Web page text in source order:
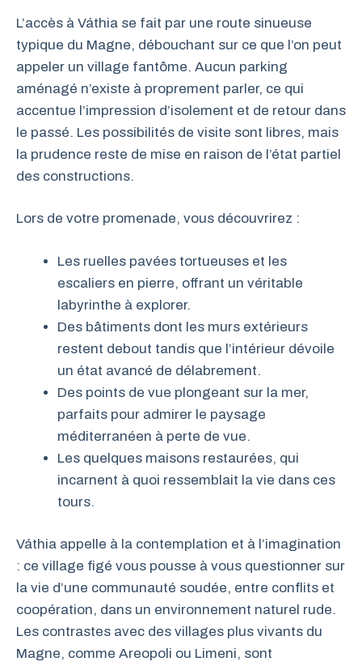
L’accès à Váthia se fait par une route sinueuse
typique du Magne, débouchant sur ce que l’on peut
appeler un village fantôme. Aucun parking
aménagé n’existe à proprement parler, ce qui
accentue l’impression d’isolement et de retour dans
le passé. Les possibilités de visite sont libres, mais
la prudence reste de mise en raison de l’état partiel
des constructions.
Lors de votre promenade, vous découvrirez :
Les ruelles pavées tortueuses et les
escaliers en pierre, offrant un véritable
labyrinthe à explorer.
Des bâtiments dont les murs extérieurs
restent debout tandis que l’intérieur dévoile
un état avancé de délabrement.
Des points de vue plongeant sur la mer,
parfaits pour admirer le paysage
méditerranéen à perte de vue.
Les quelques maisons restaurées, qui
incarnent à quoi ressemblait la vie dans ces
tours.
Váthia appelle à la contemplation et à l’imagination
: ce village figé vous pousse à vous questionner sur
la vie d’une communauté soudée, entre conflits et
coopération, dans un environnement naturel rude.
Les contrastes avec des villages plus vivants du
Magne, comme Areopoli ou Limeni, sont